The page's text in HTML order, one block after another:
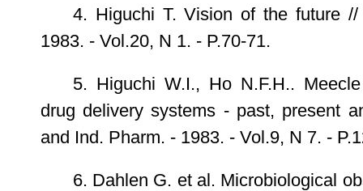
4. Higuchi Т. Vision of the future
1983. - Vol.20, N 1. - P.70-71.
5. Higuchi W.I., Ho N.F.H..
drug delivery systems - past, present
and Ind. Pharm. - 1983. - Vol.9, N 7. -
6. Dahlen G. et al. Microbiological